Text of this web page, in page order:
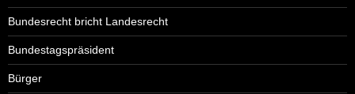
Bundesrecht bricht Landesrecht
Bundestagspräsident
Bürger